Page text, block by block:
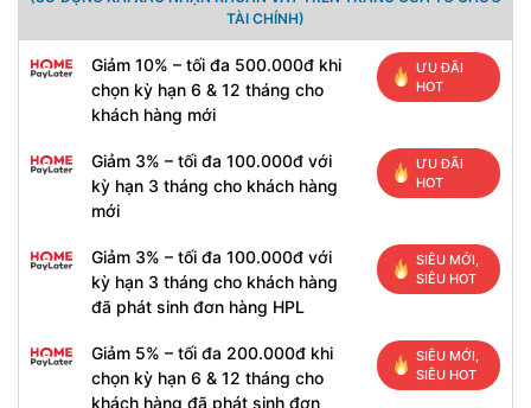
TÀI CHÍNH)
Giảm 10% – tối đa 500.000đ khi
chọn kỳ hạn 6 & 12 tháng cho
khách hàng mới
ƯU ĐÃI
HOT
Giảm 3% – tối đa 100.000đ với
kỳ hạn 3 tháng cho khách hàng
mới
ƯU ĐÃI
HOT
Giảm 3% – tối đa 100.000đ với
kỳ hạn 3 tháng cho khách hàng
đã phát sinh đơn hàng HPL
SIÊU MỚI,
SIÊU HOT
Giảm 5% – tối đa 200.000đ khi
chọn kỳ hạn 6 & 12 tháng cho
khách hàng đã phát sinh đơn
SIÊU MỚI,
SIÊU HOT